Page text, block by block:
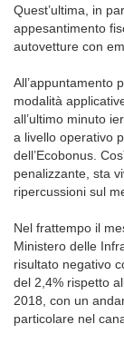
Quest’ultima, in
appesantimento
autovetture con
All’appuntamento
modalità
all’ultimo minuto
a livello operativo
dell’Ecobonus.
penalizzante, sta
ripercussioni sul
Nel frattempo il
Ministero delle
risultato negativo
del 2,4% rispetto
2018, con un
particolare nel